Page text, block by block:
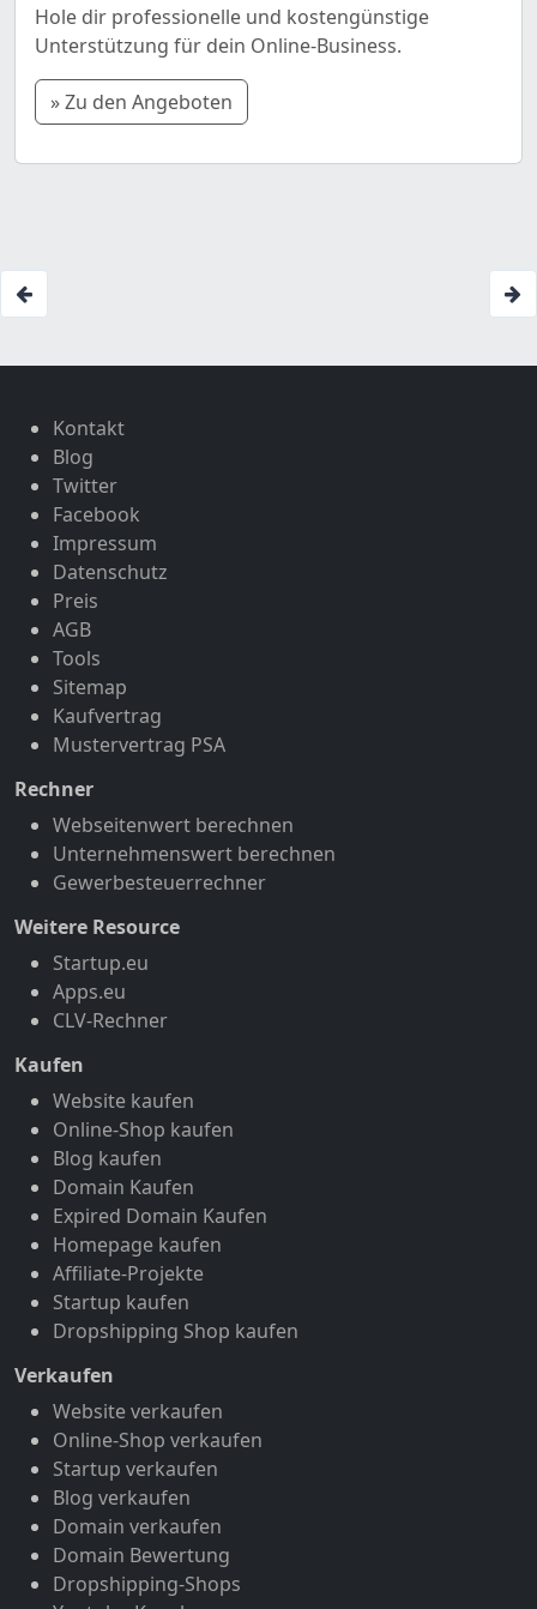
Hole dir professionelle und kostengünstige
Unterstützung für dein Online-Business.
» Zu den Angeboten
Kontakt
Blog
Twitter
Facebook
Impressum
Datenschutz
Preis
AGB
Tools
Sitemap
Kaufvertrag
Mustervertrag PSA
Rechner
Webseitenwert berechnen
Unternehmenswert berechnen
Gewerbesteuerrechner
Weitere Resource
Startup.eu
Apps.eu
CLV-Rechner
Kaufen
Website kaufen
Online-Shop kaufen
Blog kaufen
Domain Kaufen
Expired Domain Kaufen
Homepage kaufen
Affiliate-Projekte
Startup kaufen
Dropshipping Shop kaufen
Verkaufen
Website verkaufen
Online-Shop verkaufen
Startup verkaufen
Blog verkaufen
Domain verkaufen
Domain Bewertung
Dropshipping-Shops